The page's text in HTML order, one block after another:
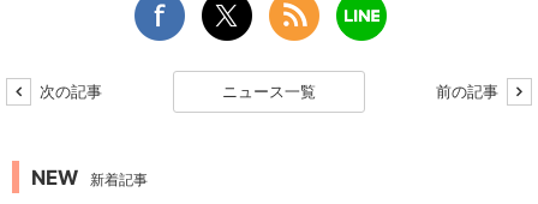
次の記事 ニュース一覧 前の記事
NEW 新着記事